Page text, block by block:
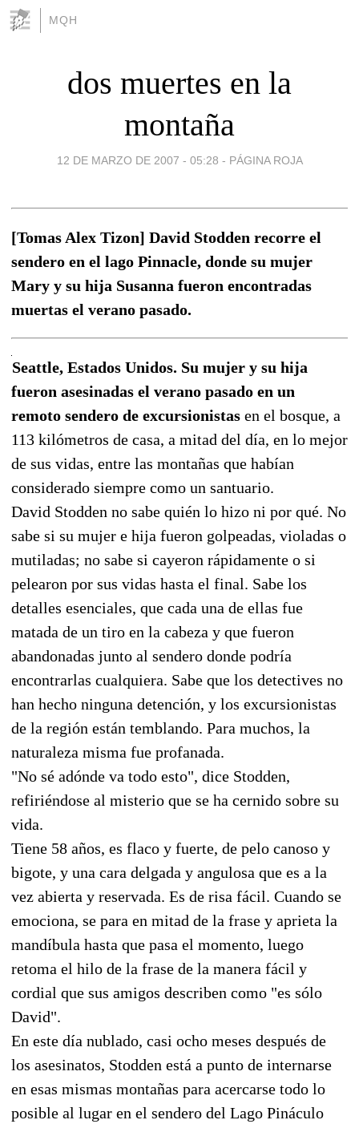
MQH
dos muertes en la
montaña
12 DE MARZO DE 2007 - 05:28 - PÁGINA ROJA
[Tomas Alex Tizon] David Stodden recorre el
sendero en el lago Pinnacle, donde su mujer
Mary y su hija Susanna fueron encontradas
muertas el verano pasado.
Seattle, Estados Unidos. Su mujer y su hija
fueron asesinadas el verano pasado en un
remoto sendero de excursionistas en el bosque, a
113 kilómetros de casa, a mitad del día, en lo mejor
de sus vidas, entre las montañas que habían
considerado siempre como un santuario.
David Stodden no sabe quién lo hizo ni por qué. No
sabe si su mujer e hija fueron golpeadas, violadas o
mutiladas; no sabe si cayeron rápidamente o si
pelearon por sus vidas hasta el final. Sabe los
detalles esenciales, que cada una de ellas fue
matada de un tiro en la cabeza y que fueron
abandonadas junto al sendero donde podría
encontrarlas cualquiera. Sabe que los detectives no
han hecho ninguna detención, y los excursionistas
de la región están temblando. Para muchos, la
naturaleza misma fue profanada.
"No sé adónde va todo esto", dice Stodden,
refiriéndose al misterio que se ha cernido sobre su
vida.
Tiene 58 años, es flaco y fuerte, de pelo canoso y
bigote, y una cara delgada y angulosa que es a la
vez abierta y reservada. Es de risa fácil. Cuando se
emociona, se para en mitad de la frase y aprieta la
mandíbula hasta que pasa el momento, luego
retoma el hilo de la frase de la manera fácil y
cordial que sus amigos describen como "es sólo
David".
En este día nublado, casi ocho meses después de
los asesinatos, Stodden está a punto de internarse
en esas mismas montañas para acercarse todo lo
posible al lugar en el sendero del Lago Pináculo